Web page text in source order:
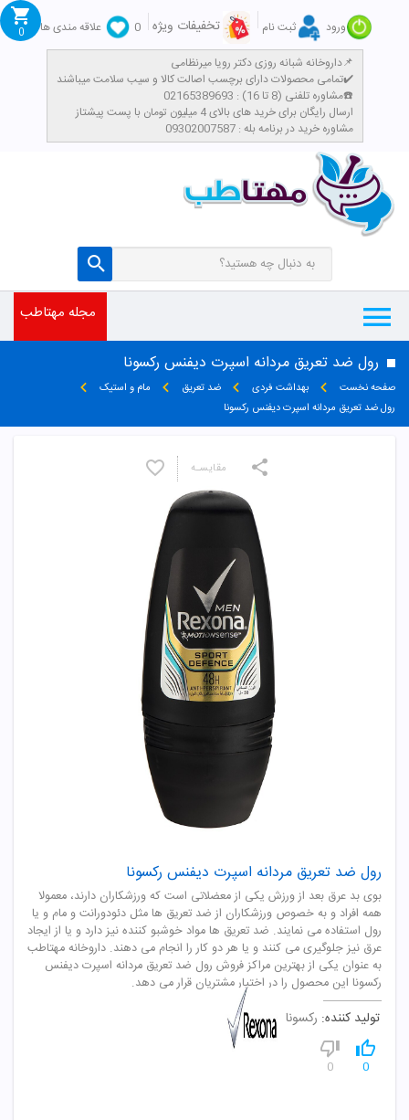
ورود ثبت نام تخفیفات ویژه 0
علاقه مندی ها
داروخانه شبانه روزی دکتر رویا میرنظامی📌
تمامی محصولات دارای برچسب اصالت کالا و سیب سلامت میباشند✔️
مشاوره تلفنی (8 تا 16) : 02165389693☎️
​ارسال رایگان برای خرید های بالای 4 میلیون تومان با پست پیشتاز
مشاوره خرید در برنامه بله : 09302007587
0
مجله مهتاطب
رول ضد تعریق مردانه اسپرت دیفنس رکسونا
صفحه نخست بهداشت فردی ضد تعریق
مام و استیک
رول ضد تعریق مردانه اسپرت دیفنس رکسونا
رول ضد تعریق مردانه اسپرت دیفنس رکسونا
بوی بد عرق بعد از ورزش یکی از معضلاتی است که ورزشکاران دارند، معمولا
همه افراد و به خصوص ورزشکاران از ضد تعریق ها مثل دئودورانت و مام و یا
رول استفاده می نمایند. ضد تعریق ها مواد خوشبو کننده نیز دارد و یا از ایجاد
عرق نیز جلوگیری می کنند و یا هر دو کار را انجام می دهند. داروخانه مهتاطب
به عنوان یکی از بهترین مراکز فروش رول ضد تعریق مردانه اسپرت دیفنس
رکسونا این محصول را در اختیار مشتریان قرار می دهد.
تولید کننده: رکسونا
0
0
مقایسـه